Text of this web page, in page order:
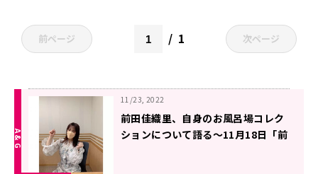
前ページ 1 次ページ
11/23, 2022
前田佳織里、自身のお風呂場コレク
ションについて語る～11月18日「前